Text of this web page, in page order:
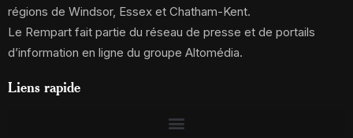
régions de Windsor, Essex et Chatham-Kent.
Le Rempart fait partie du réseau de presse et de portails
d’information en ligne du groupe Altomédia.
Liens rapide